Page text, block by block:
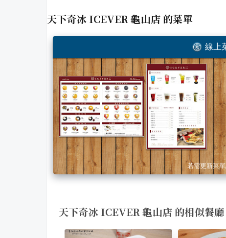
天下奇冰 ICEVER 龜山店 的菜單
線上
若需更新菜
天下奇冰 ICEVER 龜山店 的相似餐廳